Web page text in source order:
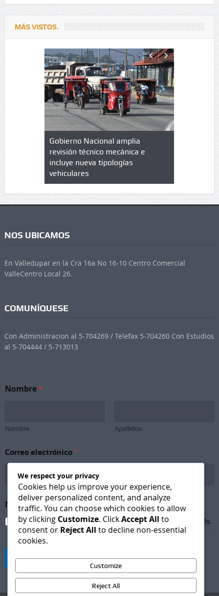
MÁS VISTOS.
de
en
Gobierno Nacional amplia
revisión técnico mecánica e
incluye nueva tipologías
vehiculares
cuáles
NOS UBICAMOS
En Valledupar en la Cra 16a No 16-10 Centro Comercial
ValleCentro Local 26.
COMUNÍQUESE
Con Administracion al 5-704269 / Telefax 5-704260 Con Estudios
al 5-704444 / 5-713013
o
e
r
e
s
t
e
Nombre*
Nombre Apellidos
Correo electrónico *
Newsletter Subscription *
I agree to receive newsletters and promotional emails.
Suscribirse
We respect your privacy
Cookies help us improve your experience,
deliver personalized content, and analyze
traffic. You can choose which cookies to allow
by clicking Customize. ClickAccept All to
consent or Reject All to decline non-essential
cookies.
Customize
Reject All